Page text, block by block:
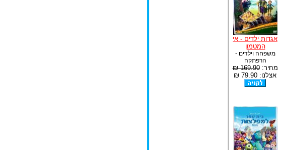
אגדות ילדים - אי
המטמון
משפחה וילדים -
הרפתקה
מחיר:169.90 ₪
אצלנו: 79.90 ₪